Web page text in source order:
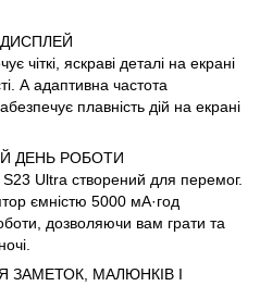
чіткі, яскраві деталі на екрані
А адаптивна частота
плавність дій на екрані
ДЕНЬ РОБОТИ
Ultra створений для перемог.
ємністю 5000 мА·год
дозволяючи вам грати та
ЗАМЕТОК, МАЛЮНКІВ І